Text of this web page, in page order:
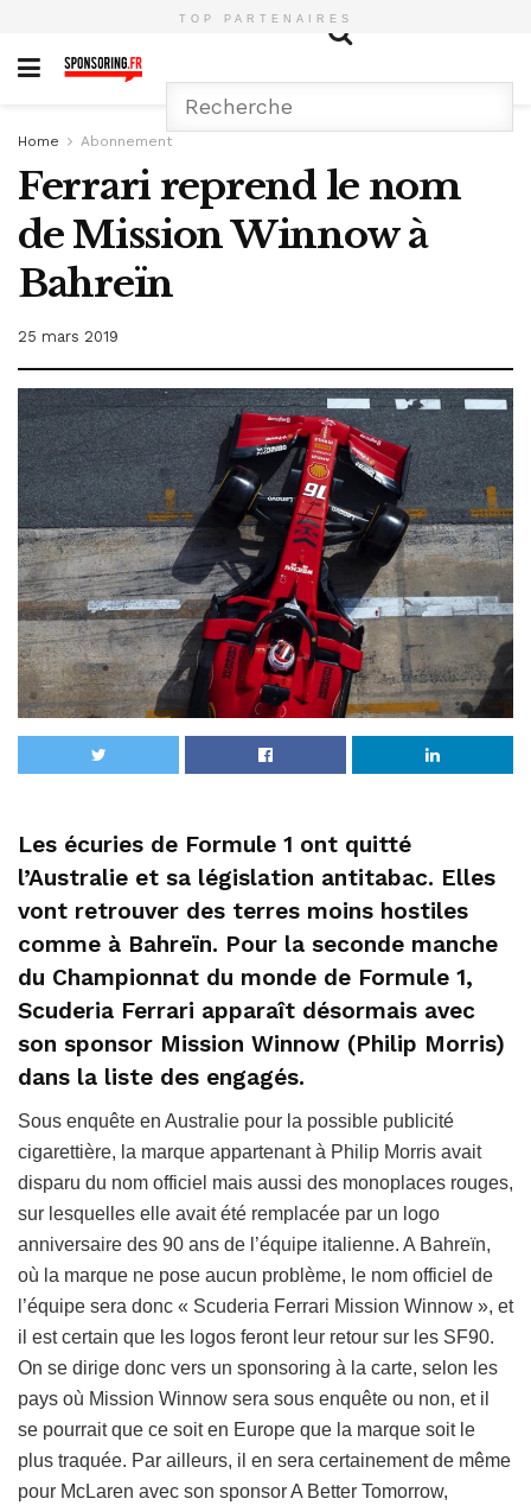
TOP PARTENAIRES
Home Abonnement
Ferrari reprend le nom
de Mission Winnow à
Bahreïn
25 mars 2019
Les écuries de Formule 1 ont quitté
l’Australie et sa législation antitabac. Elles
vont retrouver des terres moins hostiles
comme à Bahreïn. Pour la seconde manche
du Championnat du monde de Formule 1,
Scuderia Ferrari apparaît désormais avec
son sponsor Mission Winnow (Philip Morris)
dans la liste des engagés.
Sous enquête en Australie pour la possible publicité
cigarettière, la marque appartenant à Philip Morris avait
disparu du nom officiel mais aussi des monoplaces rouges,
sur lesquelles elle avait été remplacée par un logo
anniversaire des 90 ans de l’équipe italienne. A Bahreïn,
où la marque ne pose aucun problème, le nom officiel de
l’équipe sera donc « Scuderia Ferrari Mission Winnow », et
il est certain que les logos feront leur retour sur les SF90.
On se dirige donc vers un sponsoring à la carte, selon les
pays où Mission Winnow sera sous enquête ou non, et il
se pourrait que ce soit en Europe que la marque soit le
plus traquée. Par ailleurs, il en sera certainement de même
pour McLaren avec son sponsor A Better Tomorrow,